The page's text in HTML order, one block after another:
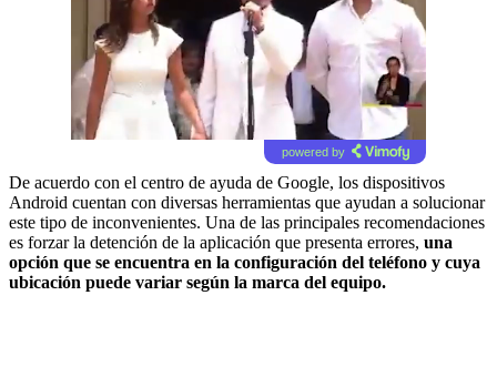
powered by
De acuerdo con el centro de ayuda de Google, los dispositivos
Android cuentan con diversas herramientas que ayudan a solucionar
este tipo de inconvenientes. Una de las principales recomendaciones
es forzar la detención de la aplicación que presenta errores, una
opción que se encuentra en la configuración del teléfono y cuya
ubicación puede variar según la marca del equipo.